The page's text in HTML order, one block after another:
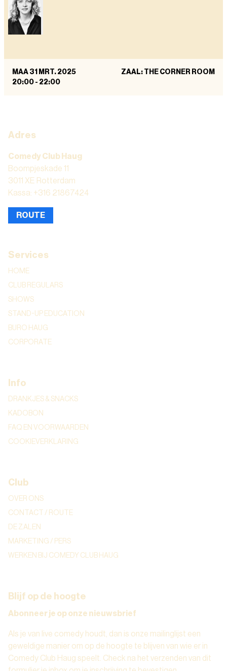
MAA 31 MRT. 2025
20:00 - 22:00
ZAAL: THE CORNER ROOM
Adres
Comedy Club Haug
Boompjeskade 11
3011 XE Rotterdam
Kassa: +316 21867424
ROUTE
Services
HOME
CLUB REGULARS
SHOWS
STAND-UP EDUCATION
BURO HAUG
CORPORATE
Info
DRANKJES & SNACKS
KADOBON
FAQ EN VOORWAARDEN
COOKIEVERKLARING
Club
OVER ONS
CONTACT / ROUTE
DE ZALEN
MARKETING / PERS
WERKEN BIJ COMEDY CLUB HAUG
Blijf op de hoogte
Abonneer je op onze nieuwsbrief
Als je van live comedy houdt, dan is onze mailinglijst een
geweldige manier om op de hoogte te blijven van wie er in
Comedy Club Haug speelt. Check na het verzenden van dit